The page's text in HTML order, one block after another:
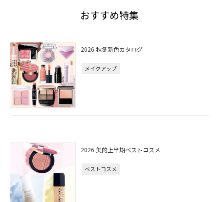
おすすめ特集
2026 秋冬新色カタログ
メイクアップ
2026 美的上半期ベストコスメ
ベストコスメ